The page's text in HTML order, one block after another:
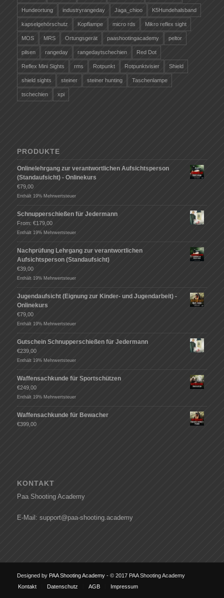
Hundeortung industryrangeday Jaga_chioo K5Hundehalsband
kapselgehörschutz Kopflampe micro rds Mikro reflex sight
MOS MRS Ortungsgerät paashootingacademy peltor
pilsen rangeday rangedaytschechien Red Dot
Reflex Mini Sights rms Rotpunkt Rotpunktvisier Shield
shield sights steiner steiner hunting Taschenlampe
tschechien xpi
PRODUKTE
Onlinelehrgang zur verantwortlichen Aufsichtsperson
(Standaufsicht) - Onlinekurs
€79,00
Enthält 19% Mehrwertsteuer
Schnupperschießen für Jedermann
From: €179,00
Enthält 19% Mehrwertsteuer
Nachprüfung Lehrgang zur verantwortlichen
Aufsichtsperson (Standaufsicht)
€39,00
Enthält 19% Mehrwertsteuer
Jugendaufsicht (Eignung zur Kinder- und Jugendarbeit) -
Onlinekurs
€79,00
Enthält 19% Mehrwertsteuer
Gutschein Schnupperschießen für Jedermann
€239,00
Enthält 19% Mehrwertsteuer
Waffensachkunde für Sportschützen
€249,00
Enthält 19% Mehrwertsteuer
Waffensachkunde für Bewacher
€399,00
KONTAKT
Paa Shooting Academy
E-Mail: support@paa-shooting.academy
Designed by PAA Shooting Academy- © 2017 PAA Shooting Academy
Kontakt
Datenschutz AGB Impressum